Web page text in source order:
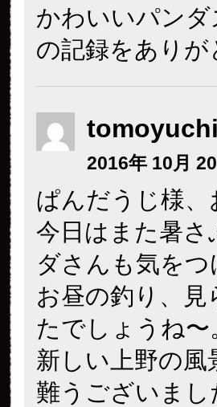
かわいいパン
の記録をあり
tomoyuchi
2016年 10月
ぱんだうじ様
今日はまた暑
ダさんも気を
お昼の釣り、
たでしょうね〜
新しい上野の
難うございまし